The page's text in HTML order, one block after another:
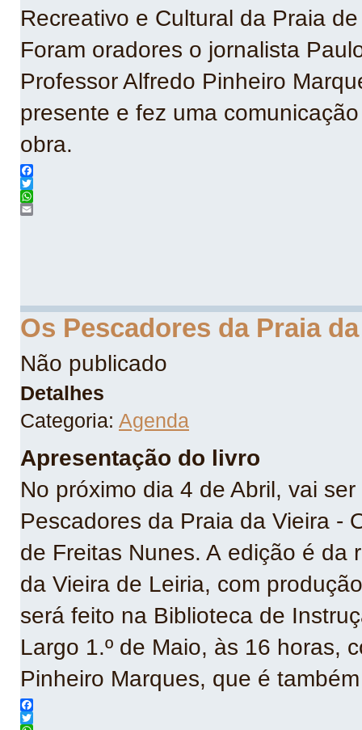
Recreativo e Cultural da Praia
Foram oradores o jornalista
Professor Alfredo Pinheiro
presente e fez uma
obra.
Facebook
Twitter
WhatsApp
Os Pescadores da Praia
Não publicado
Detalhes
Categoria: Agenda
Apresentação do livro
No próximo dia 4 de Abril, vai
Pescadores da Praia da Vieira -
de Freitas Nunes. A edição é da
da Vieira de Leiria, com
será feito na Biblioteca de
Largo 1.º de Maio, às 16 horas,
Pinheiro Marques, que é
Facebook